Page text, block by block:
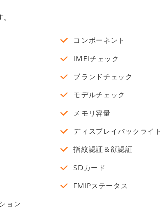
コンポーネント
IMEIチェック
ブランドチェック
モデルチェック
メモリ容量
ディスプレイバックライト
指紋認証＆顔認証
SDカード
FMIPステータス
ョン